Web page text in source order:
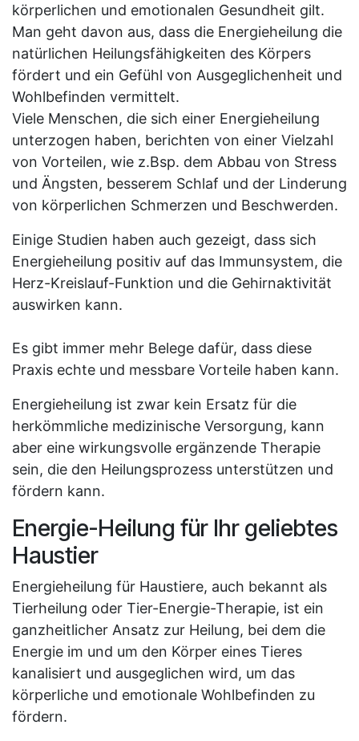
körperlichen und emotionalen Gesundheit gilt.
Man geht davon aus, dass die Energieheilung die
natürlichen Heilungsfähigkeiten des Körpers
fördert und ein Gefühl von Ausgeglichenheit und
Wohlbefinden vermittelt.
Viele Menschen, die sich einer Energieheilung
unterzogen haben, berichten von einer Vielzahl
von Vorteilen, wie z.Bsp. dem Abbau von Stress
und Ängsten, besserem Schlaf und der Linderung
von körperlichen Schmerzen und Beschwerden.
Einige Studien haben auch gezeigt, dass sich
Energieheilung positiv auf das Immunsystem, die
Herz-Kreislauf-Funktion und die Gehirnaktivität
auswirken kann.
​Es gibt immer mehr Belege dafür, dass diese
Praxis echte und messbare Vorteile haben kann.
Energieheilung ist zwar kein Ersatz für die
herkömmliche medizinische Versorgung, kann
aber eine wirkungsvolle ergänzende Therapie
sein, die den Heilungsprozess unterstützen und
fördern kann.
Energie-Heilung für Ihr geliebtes
Haustier
Energieheilung für Haustiere, auch bekannt als
Tierheilung oder Tier-Energie-Therapie, ist ein
ganzheitlicher Ansatz zur Heilung, bei dem die
Energie im und um den Körper eines Tieres
kanalisiert und ausgeglichen wird, um das
körperliche und emotionale Wohlbefinden zu
fördern.